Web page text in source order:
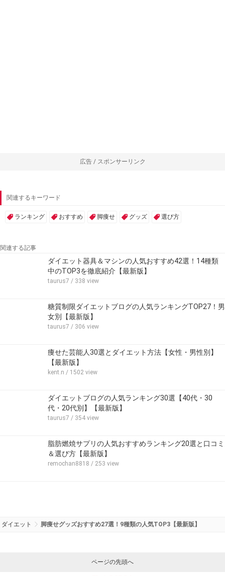
広告 / スポンサーリンク
関連するキーワード
ランキング おすすめ 脚痩せ グッズ 選び方
関連する記事
ダイエット器具＆マシンの人気おすすめ42選！14種類
中のTOP3を徹底紹介【最新版】
taurus7 / 338 view
糖質制限ダイエットブログの人気ランキングTOP27！男
女別【最新版】
taurus7 / 306 view
痩せた芸能人30選とダイエット方法【女性・男性別】
【最新版】
kent.n / 1502 view
ダイエットブログの人気ランキング30選【40代・30
代・20代別】【最新版】
taurus7 / 354 view
脂肪燃焼サプリの人気おすすめランキング20選と口コミ
＆選び方【最新版】
remochan8818 / 253 view
ダイエット 脚痩せグッズおすすめ27選！9種類の人気TOP3【最新版】
ページの先頭へ